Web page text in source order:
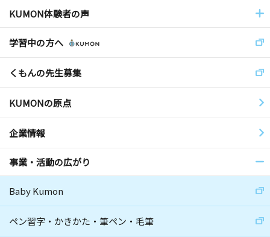
KUMON体験者の声
学習中の方へ
くもんの先生募集
KUMONの原点
企業情報
事業・活動の広がり
Baby Kumon
ペン習字・かきかた・筆ペン・毛筆